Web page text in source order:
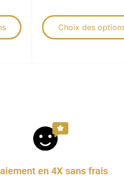
Choix des
en 4X sans frais